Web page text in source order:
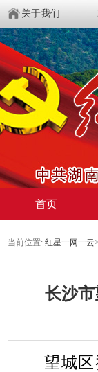
关于我们
首页
当前位置: 红星一网一云>
长沙
望城